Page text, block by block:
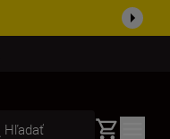
Hľadať Basket